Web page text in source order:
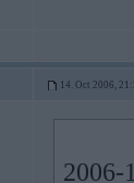
14. Oct 2006,
2006-